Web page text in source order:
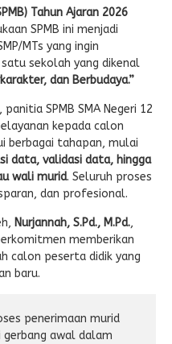
Tahun Ajaran 2026
SPMB ini menjadi
MTs yang ingin
sekolah yang dikenal
dan Berbudaya.”
SPMB SMA Negeri 12
kepada calon
berbagai tahapan, mulai
data, validasi data, hingga
wali murid. Seluruh proses
dan profesional.
Nurjannah, S.Pd., M.Pd.,
memberikan
calon peserta didik yang
baru.
penerimaan murid
awal dalam